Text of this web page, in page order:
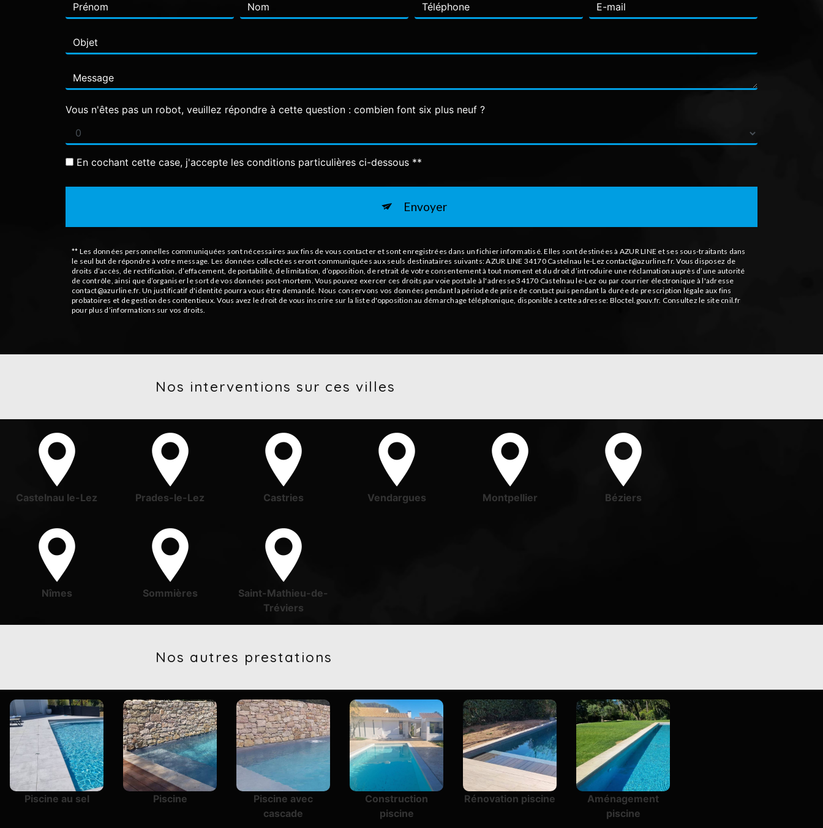
Vous n'êtes pas un robot, veuillez répondre à cette question : combien font six plus neuf ?
En cochant cette case, j'accepte les conditions particulières ci-dessous **
Envoyer
** Les données personnelles communiquées sont nécessaires aux fins de vous contacter et sont enregistrées dans un fichier informatisé. Elles sont destinées à AZUR LINE et ses sous-traitants dans
le seul but de répondre à votre message. Les données collectées seront communiquées aux seuls destinataires suivants: AZUR LINE 34170 Castelnau le-Lez contact@azurline.fr. Vous disposez de
droits d’accès, de rectification, d’effacement, de portabilité, de limitation, d’opposition, de retrait de votre consentement à tout moment et du droit d’introduire une réclamation auprès d’une autorité
de contrôle, ainsi que d’organiser le sort de vos données post-mortem. Vous pouvez exercer ces droits par voie postale à l'adresse 34170 Castelnau le-Lez ou par courrier électronique à l'adresse
contact@azurline.fr. Un justificatif d'identité pourra vous être demandé. Nous conservons vos données pendant la période de prise de contact puis pendant la durée de prescription légale aux fins
probatoires et de gestion des contentieux. Vous avez le droit de vous inscrire sur la liste d'opposition au démarchage téléphonique, disponible à cette adresse: Bloctel.gouv.fr. Consultez le site cnil.fr
pour plus d’informations sur vos droits.
Nos interventions sur ces villes
Castelnau le-Lez Prades-le-Lez Castries Vendargues Montpellier Béziers
Nîmes Sommières
Saint-Mathieu-de-
Tréviers
Nos autres prestations
Piscine au sel Piscine
Piscine avec
cascade
Construction
piscine
Rénovation piscine
Aménagement
piscine